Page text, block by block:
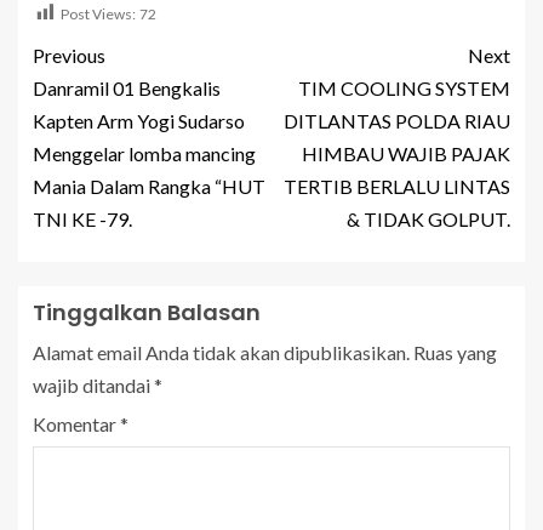
Post Views: 72
Previous
Danramil 01 Bengkalis
Kapten Arm Yogi Sudarso
Menggelar lomba mancing
Mania Dalam Rangka “HUT
TNI KE -79.
Next
TIM COOLING SYSTEM
DITLANTAS POLDA RIAU
HIMBAU WAJIB PAJAK
TERTIB BERLALU LINTAS
& TIDAK GOLPUT.
Tinggalkan Balasan
Alamat email Anda tidak akan dipublikasikan. Ruas yang
wajib ditandai*
Komentar*